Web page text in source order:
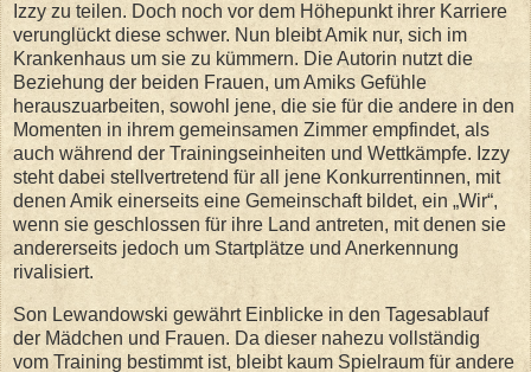
Izzy zu teilen. Doch noch vor dem Höhepunkt ihrer Karriere
verunglückt diese schwer. Nun bleibt Amik nur, sich im
Krankenhaus um sie zu kümmern. Die Autorin nutzt die
Beziehung der beiden Frauen, um Amiks Gefühle
herauszuarbeiten, sowohl jene, die sie für die andere in den
Momenten in ihrem gemeinsamen Zimmer empfindet, als
auch während der Trainingseinheiten und Wettkämpfe. Izzy
steht dabei stellvertretend für all jene Konkurrentinnen, mit
denen Amik einerseits eine Gemeinschaft bildet, ein „Wir“,
wenn sie geschlossen für ihre Land antreten, mit denen sie
andererseits jedoch um Startplätze und Anerkennung
rivalisiert.
Son Lewandowski gewährt Einblicke in den Tagesablauf
der Mädchen und Frauen. Da dieser nahezu vollständig
vom Training bestimmt ist, bleibt kaum Spielraum für andere